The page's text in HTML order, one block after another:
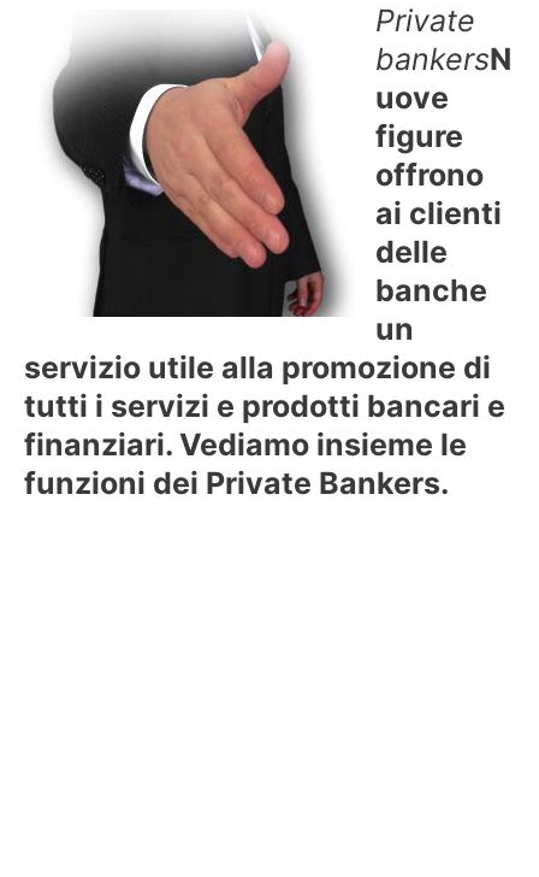
Private
bankersN
uove
figure
offrono
ai clienti
delle
banche
un
servizio utile alla promozione di
tutti i servizi e prodotti bancari e
finanziari. Vediamo insieme le
funzioni dei Private Bankers.